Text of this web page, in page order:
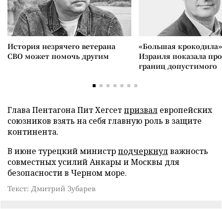
История незрячего ветерана
СВО может помочь другим
«Большая
Израиля показала
границ допустимого
Глава Пентагона Пит Хегсетпризвал европейских
союзников взять на себя главную роль в защите
континента.
В июне турецкий министрподчеркнулважность
совместных усилий Анкары и Москвы для
безопасности в Черном море.
Текст: Дмитрий Зубарев